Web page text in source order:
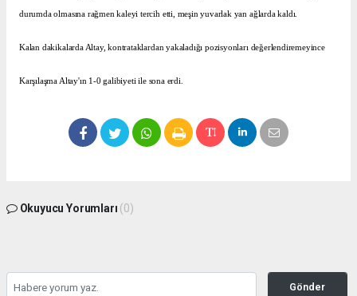
durumda olmasına rağmen kaleyi tercih etti, meşin yuvarlak yan ağlarda kaldı.
Kalan dakikalarda Altay, kontrataklardan yakaladığı pozisyonları değerlendiremeyince
Karşılaşma Altay'ın 1-0 galibiyeti ile sona erdi.
Okuyucu Yorumları (0)
Gönder